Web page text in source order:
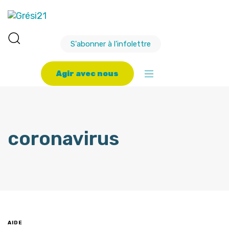
S'abonner à l'infolettre
Agir avec nous
coronavirus
AIDE